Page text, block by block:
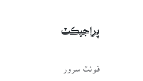
پراجيڪٽ
فونٽ سرور